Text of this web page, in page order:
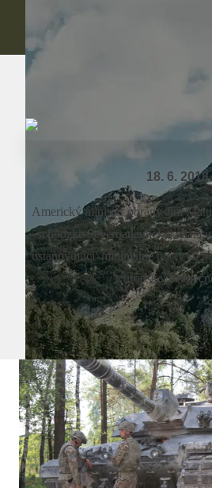
18. 6. 2018
Americký minister obrany Jim
schôdzke Severoatlantickej
ustanovujúci minimálne počty síl
"európskej